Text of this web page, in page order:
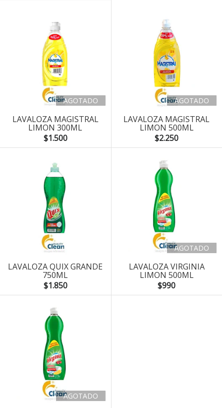
AGOTADO
LAVALOZA MAGISTRAL
LIMON 300ML
$1.500
AGOTADO
LAVALOZA MAGISTRAL
LIMON 500ML
$2.250
LAVALOZA QUIX GRANDE
750ML
$1.850
AGOTADO
LAVALOZA VIRGINIA
LIMON 500ML
$990
AGOTADO